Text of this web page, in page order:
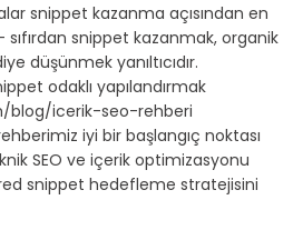
snippet kazanma açısından en
sıfırdan snippet kazanmak, organik
düşünmek yanıltıcıdır.
odaklı yapılandırmak
blog/icerik-seo-rehberi
iyi bir başlangıç noktası
SEO ve içerik optimizasyonu
snippet hedefleme stratejisini